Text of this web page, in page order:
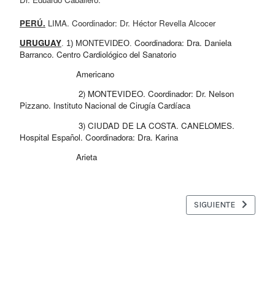
PERÚ. LIMA. Coordinador: Dr. Héctor Revella Alcocer
URUGUAY . 1) MONTEVIDEO. Coordinadora: Dra. Daniela
Barranco. Centro Cardiológico del Sanatorio
Americano
2) MONTEVIDEO. Coordinador: Dr. Nelson
Pizzano. Instituto Nacional de Cirugía Cardíaca
3) CIUDAD DE LA COSTA. CANELOMES.
Hospital Español. Coordinadora: Dra. Karina
Arieta
ARTÍCULO
SIGUIENTE